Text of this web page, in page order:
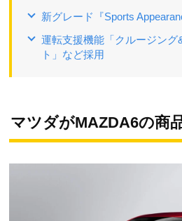
新グレード『Sports
運転支援機能「クルージング
ト」など採用
マツダがMAZDA6の商